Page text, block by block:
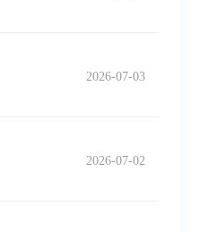
2026-07-03
2026-07-02